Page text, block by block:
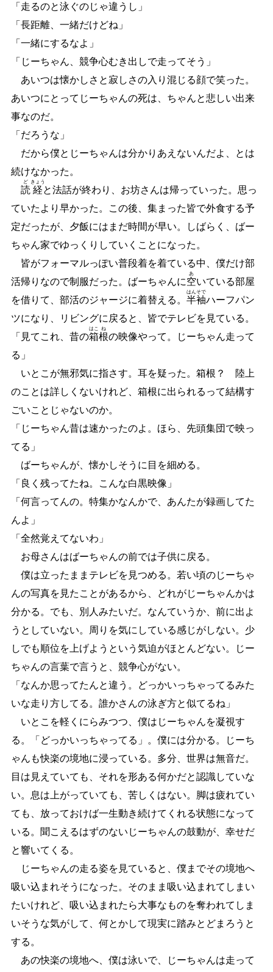
「走るのと泳ぐのじゃ違うし」
「長距離、一緒だけどね」
「一緒にするなよ」
「じーちゃん、競争心むき出しで走ってそう」
あいつは懐かしさと寂しさの入り混じる顔で笑った。
あいつにとってじーちゃんの死は、ちゃんと悲しい出来
事なのだ。
「だろうな」
だから僕とじーちゃんは分かりあえないんだよ、とは
続けなかった。
読
ど
経
きょう
と法話が終わり、お坊さんは帰っていった。思っ
ていたより早かった。この後、集まった皆で外食する予
定だったが、夕飯にはまだ時間が早い。しばらく、ばー
ちゃん家でゆっくりしていくことになった。
皆がフォーマルっぽい普段着を着ている中、僕だけ部
活帰りなので制服だった。ばーちゃんに空
あ
いている部屋
を借りて、部活のジャージに着替える。 半
はん
袖
そで
ハーフパン
ツになり、リビングに戻ると、皆でテレビを見ている。
「見てこれ、昔の箱
はこ
根
ね
の映像やって。じーちゃん走って
る」
いとこが無邪気に指さす。耳を疑った。箱根？ 陸上
のことは詳しくないけれど、箱根に出られるって結構す
ごいことじゃないのか。
「じーちゃん昔は速かったのよ。ほら、先頭集団で映っ
てる」
ばーちゃんが、懐かしそうに目を細める。
「良く残ってたね。こんな白黒映像」
「何言ってんの。特集かなんかで、あんたが録画してた
んよ」
「全然覚えてないわ」
お母さんはばーちゃんの前では子供に戻る。
僕は立ったままテレビを見つめる。若い頃のじーちゃ
んの写真を見たことがあるから、どれがじーちゃんかは
分かる。でも、別人みたいだ。なんていうか、前に出よ
うとしていない。周りを気にしている感じがしない。少
しでも順位を上げようという気迫がほとんどない。じー
ちゃんの言葉で言うと、競争心がない。
「なんか思ってたんと違う。どっかいっちゃってるみた
いな走り方してる。誰かさんの泳ぎ方と似てるね」
いとこを軽くにらみつつ、僕はじーちゃんを凝視す
る。「どっかいっちゃってる」。僕には分かる。じーち
ゃんも快楽の境地に浸っている。多分、世界は無音だ。
目は見えていても、それを形ある何かだと認識していな
い。息は上がっていても、苦しくはない。脚は疲れてい
ても、放っておけば一生動き続けてくれる状態になって
いる。聞こえるはずのないじーちゃんの鼓動が、幸せだ
と響いてくる。
じーちゃんの走る姿を見ていると、僕までその境地へ
吸い込まれそうになった。そのまま吸い込まれてしまい
たいけれど、吸い込まれたら大事なものを奪われてしま
いそうな気がして、何とかして現実に踏みとどまろうと
する。
あの快楽の境地へ、僕は泳いで、じーちゃんは走って